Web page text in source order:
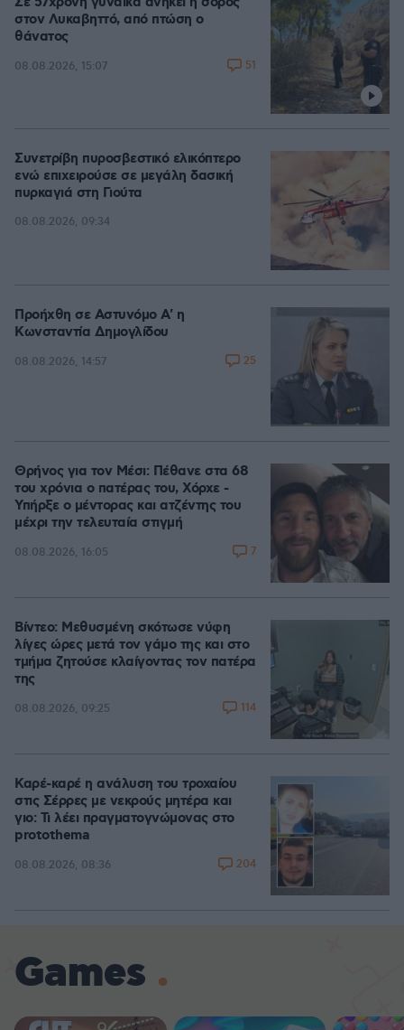
στον Λυκαβηττό, από πτώση ο
θάνατος
08.08.2026, 15:07 51
Συνετρίβη πυροσβεστικό ελικόπτερο
ενώ επιχειρούσε σε μεγάλη δασική
πυρκαγιά στη Γιούτα
08.08.2026, 09:34
Προήχθη σε Αστυνόμο Α' η
Κωνσταντία Δημογλίδου
08.08.2026, 14:57 25
Θρήνος για τον Μέσι: Πέθανε στα 68
του χρόνια ο πατέρας του, Χόρχε -
Υπήρξε ο μέντορας και ατζέντης του
μέχρι την τελευταία στιγμή
08.08.2026, 16:05 7
Βίντεο: Μεθυσμένη σκότωσε νύφη
λίγες ώρες μετά τον γάμο της και στο
τμήμα ζητούσε κλαίγοντας τον πατέρα
της
08.08.2026, 09:25 114
Καρέ-καρέ η ανάλυση του τροχαίου
στις Σέρρες με νεκρούς μητέρα και
γιο: Τι λέει πραγματογνώμονας στο
protothema
08.08.2026, 08:36 204
Games